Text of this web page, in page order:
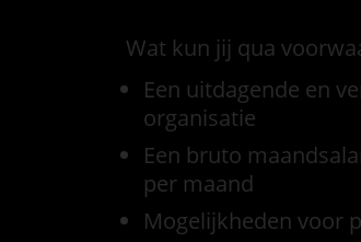
Wat kun jij qua
Een uitdagende en
organisatie
Een bruto
per maand
Mogelijkheden voor